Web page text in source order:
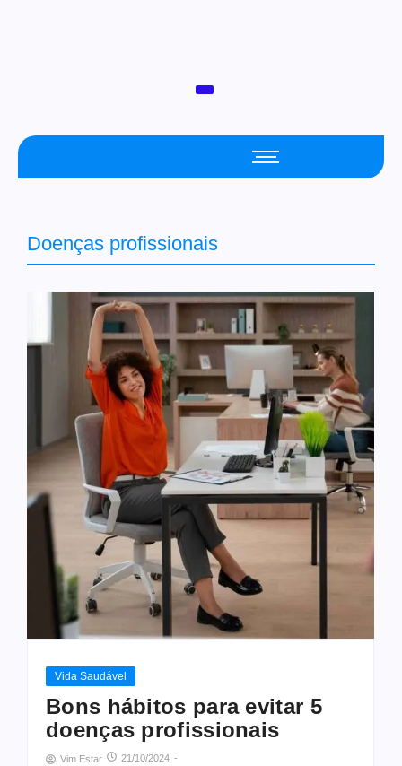
Doenças profissionais
Vida Saudável
Bons hábitos para evitar 5
doenças profissionais
Vim Estar 21/10/2024 -